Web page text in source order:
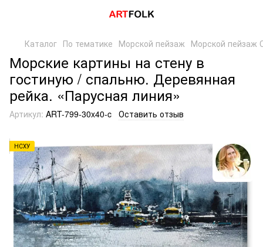
Каталог По тематике Морской пейзаж Морской пейзаж
Морские картины на стену в
гостиную / спальню. Деревянная
рейка. «Парусная линия»
Артикул: ART-799-30x40-c Оставить отзыв
НСХУ